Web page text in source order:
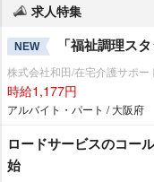
求人特集
NEW 「福祉調理ス
株式会社和田/在宅介護サポー
時給1,177円
アルバイト・パート / 大阪府
ロードサービスのコー
始